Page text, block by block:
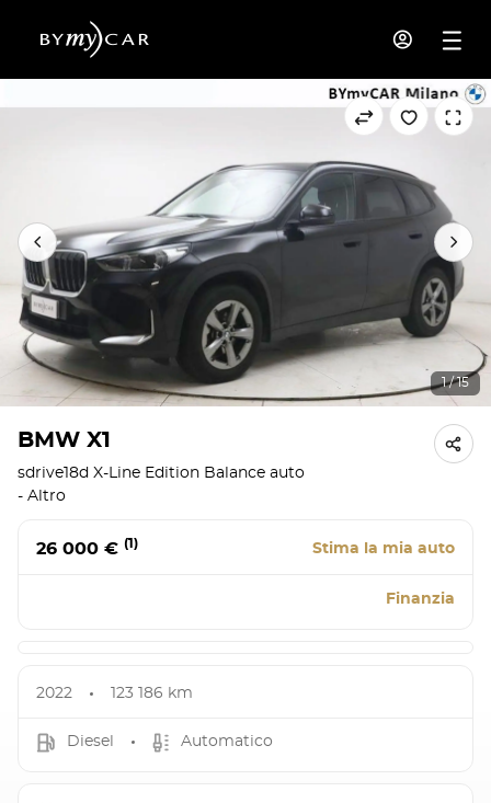
1 / 15
BMW X1
sdrive18d X-Line Edition Balance auto
- Altro
26 000 € (1) Stima la mia auto
Finanzia
2022 123 186 km
Diesel Automatico